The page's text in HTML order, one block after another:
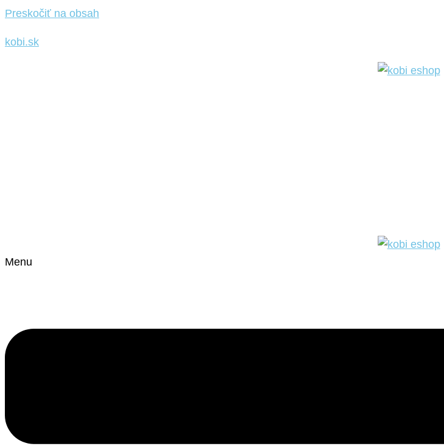
Preskočiť na obsah
kobi.sk
Menu